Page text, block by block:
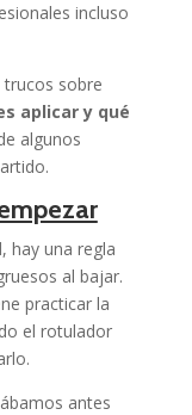
incluso
sobre
aplicar y qué
algunos
hay una regla
al bajar.
practicar la
el rotulador
antes